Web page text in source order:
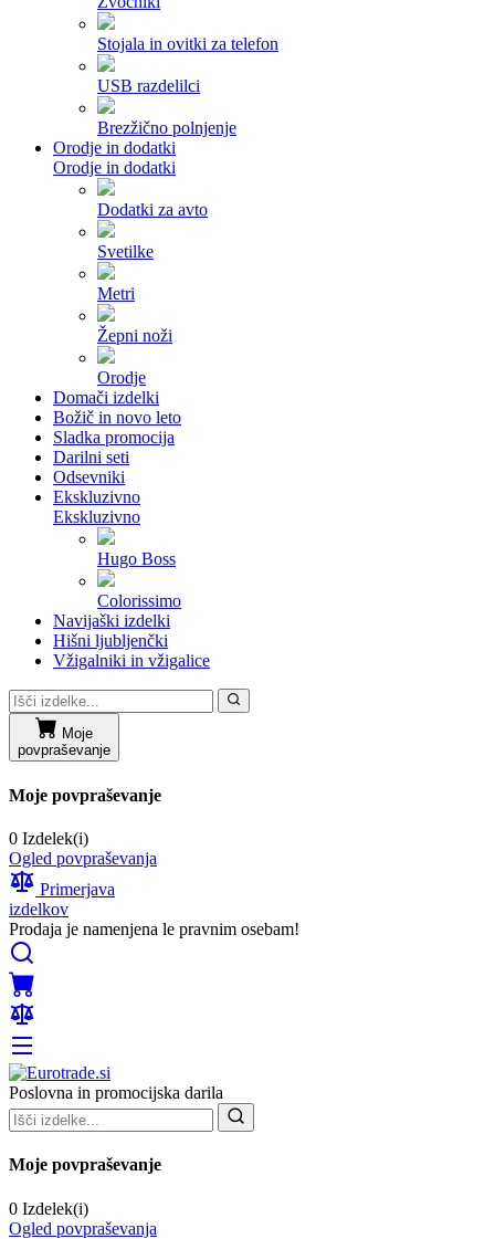
Stojala in ovitki za telefon
USB razdelilci
Brezžično polnjenje
Orodje in dodatki
Orodje in dodatki
Dodatki za avto
Svetilke
Metri
Žepni noži
Orodje
Domači izdelki
Božič in novo leto
Sladka promocija
Darilni seti
Odsevniki
Ekskluzivno
Ekskluzivno
Hugo Boss
Colorissimo
Navijaški izdelki
Hišni ljubljenčki
Vžigalniki in vžigalice
Moje
povpraševanje
Moje povpraševanje
0 Izdelek(i)
Ogled povpraševanja
Primerjava
izdelkov
Prodaja je namenjena le pravnim osebam!
Poslovna in promocijska darila
Moje povpraševanje
0 Izdelek(i)
Ogled povpraševanja